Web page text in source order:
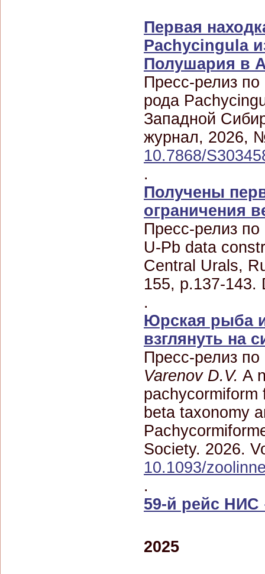
Первая
Pachycingula
Полушария в
Пресс-релиз по
рода
Западной
журнал, 2026,
10.7868/
.
Получены
ограничения
Пресс-релиз по
U-Pb data
Central Urals,
155, p.137-
.
Юрская рыба
взглянуть на
Пресс-релиз по
Varenov D.V. A
pachycormiform
beta taxonomy
Society. 2026.
10.1093/
.
59-й рейс НИС
2025